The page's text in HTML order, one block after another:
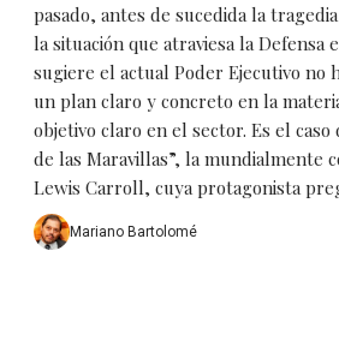
pasado, antes de sucedida la
la situación que atraviesa la Defensa
sugiere el actual Poder Ejecutivo no
un plan claro y concreto en la
objetivo claro en el sector. Es el caso
de las Maravillas”, la mundialmente
Lewis Carroll, cuya protagonista
Mariano Bartolomé